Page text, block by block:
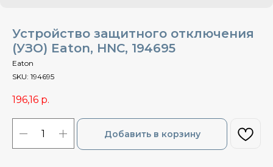
Устройство защитного отключения
(УЗО) Eaton, HNC, 194695
Eaton
SKU: 194695
196,16 р.
Добавить в корзину